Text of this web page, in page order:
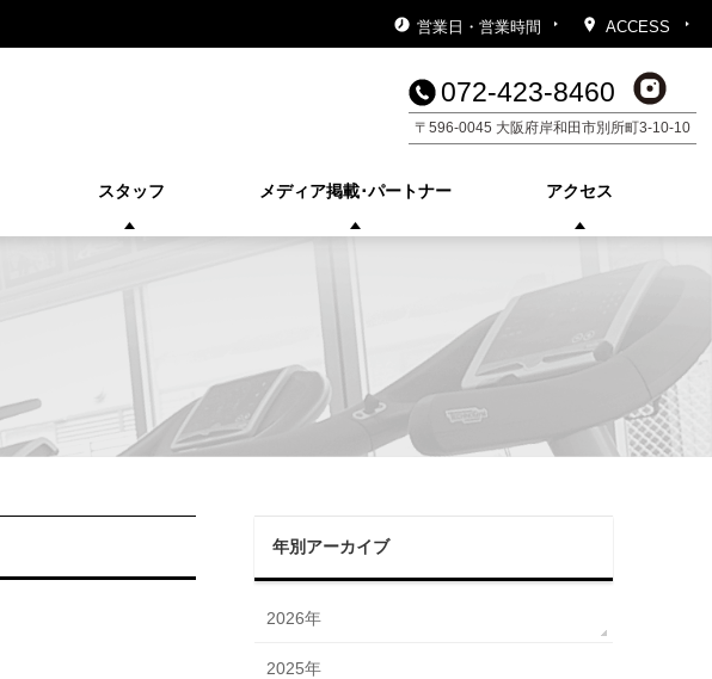
営業日・営業時間 ACCESS
072-423-8460
〒596-0045 大阪府岸和田市別所町3-10-10
スタッフ メディア掲載･パートナー アクセス
年別アーカイブ
2026年
2025年